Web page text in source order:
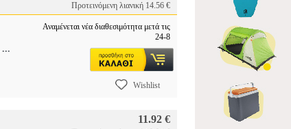
Προτεινόμενη λιανική 14.56 €
...
Αναμένεται νέα διαθεσιμότητα μετά τις
24-8
Wishlist
11.92 €